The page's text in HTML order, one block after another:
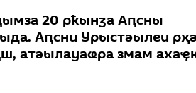
20 рҟынӡа Аԥсны
Аԥсни Урыстәылеи
атәылауаҩра змам